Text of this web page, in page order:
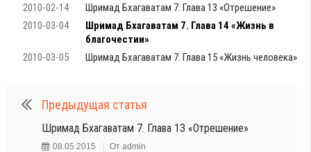
2010-02-14
Шримад Бхагаватам 7. Глава 13 «Отрешение»
2010-03-04
Шримад Бхагаватам 7. Глава 14 «Жизнь в
благочестии»
2010-03-05
Шримад Бхагаватам 7. Глава 15 «Жизнь человека»
Предыдущая статья
Шримад Бхагаватам 7. Глава 13 «Отрешение»
08.05.2015 От admin